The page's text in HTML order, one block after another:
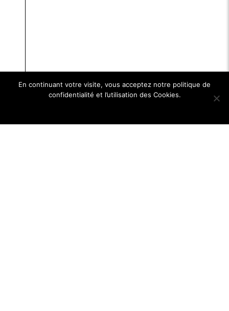
En continuant votre visite, vous acceptez notre politique de
confidentialité et l’utilisation des Cookies.